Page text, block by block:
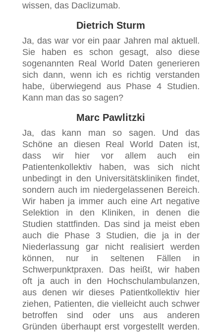
wissen, das Daclizumab.
Dietrich Sturm
Ja, das war vor ein paar Jahren mal aktuell.
Sie haben es schon gesagt, also diese
sogenannten Real World Daten generieren
sich dann, wenn ich es richtig verstanden
habe, überwiegend aus Phase 4 Studien.
Kann man das so sagen?
Marc Pawlitzki
Ja, das kann man so sagen. Und das
Schöne an diesen Real World Daten ist,
dass wir hier vor allem auch ein
Patientenkollektiv haben, was sich nicht
unbedingt in den Universitätskliniken findet,
sondern auch im niedergelassenen Bereich.
Wir haben ja immer auch eine Art negative
Selektion in den Kliniken, in denen die
Studien stattfinden. Das sind ja meist eben
auch die Phase 3 Studien, die ja in der
Niederlassung gar nicht realisiert werden
können, nur in seltenen Fällen in
Schwerpunktpraxen. Das heißt, wir haben
oft ja auch in den Hochschulambulanzen,
aus denen wir dieses Patientkollektiv hier
ziehen, Patienten, die vielleicht auch schwer
betroffen sind oder uns aus anderen
Gründen überhaupt erst vorgestellt werden.